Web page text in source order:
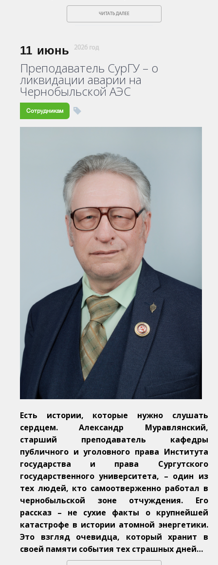
ЧИТАТЬ ДАЛЕЕ
11 июнь 2026 год
Преподаватель СурГУ – о
ликвидации аварии на
Чернобыльской АЭС
Сотрудникам
Есть истории, которые нужно слушать
сердцем. Александр Муравлянский,
старший преподаватель кафедры
публичного и уголовного права Института
государства и права Сургутского
государственного университета, – один из
тех людей, кто самоотверженно работал в
чернобыльской зоне отчуждения. Его
рассказ – не сухие факты о крупнейшей
катастрофе в истории атомной энергетики.
Это взгляд очевидца, который хранит в
своей памяти события тех страшных дней…